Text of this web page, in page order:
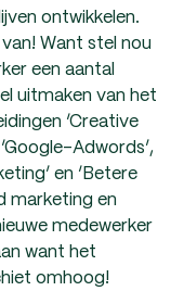
ontwikkelen.
Want stel nou
een aantal
uitmaken van het
‘Creative
Adwords’,
en ‘Betere
marketing en
medewerker
want het
omhoog!